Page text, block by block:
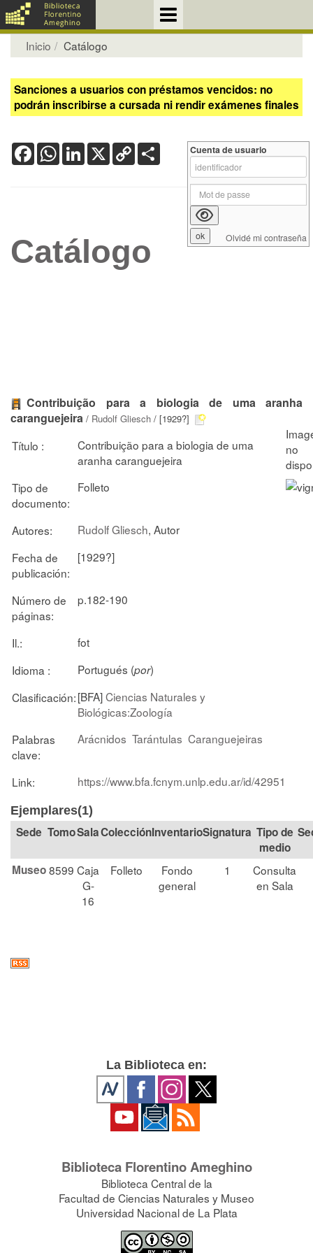
Inicio Catálogo
Sanciones a usuarios con préstamos vencidos: no
podrán inscribirse a cursada ni rendir exámenes finales
FacebookWhatsApp
LinkedIn
X Copy
Link
Catálogo
Contribuição para a biologia de uma aranha
caranguejeira / Rudolf Gliesch / [1929?]
Título :
Contribuição para a biologia de uma
aranha caranguejeira
Tipo de
documento:
Folleto
Autores: Rudolf Gliesch, Autor
Fecha de
publicación:
[1929?]
Número de
páginas:
p.182-190
Il.:
fot
Idioma :
Portugués (por)
Clasificación:[BFA]Ciencias Naturales y
Biológicas:Zoología
Palabras
clave:
Arácnidos Tarántulas Caranguejeiras
Link: https://www.bfa.fcnym.unlp.edu.ar/id/42951
Ejemplares(1)
TomoSalaColección Signatura Tipo de
medio
Museo8599 Caja
G-
16
Folleto
Fondo
general
1
Consulta
en Sala
Cuenta de usuario
Olvidé mi contraseña
La Biblioteca en:
Biblioteca Florentino Ameghino
Biblioteca Central de la
Facultad de Ciencias Naturales y Museo
Universidad Nacional de La Plata